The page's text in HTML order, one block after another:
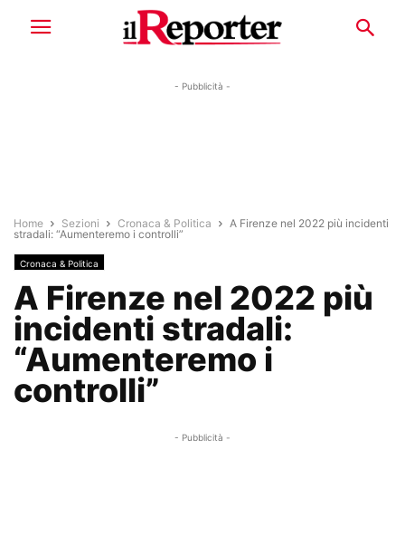
- Pubblicità -
Home Sezioni Cronaca & Politica
A Firenze nel 2022 più incidenti
stradali: “Aumenteremo i controlli”
Cronaca & Politica
A Firenze nel 2022 più
incidenti stradali:
“Aumenteremo i
controlli”
- Pubblicità -